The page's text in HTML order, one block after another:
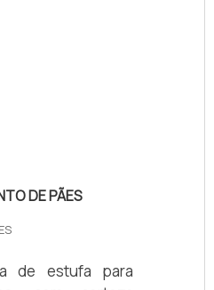
DE PÃES
de estufa para